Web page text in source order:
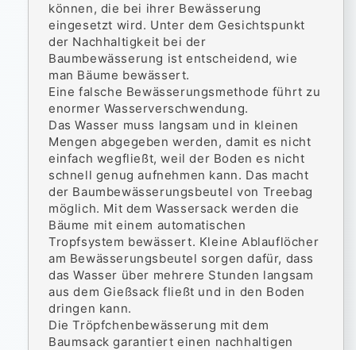
können, die bei ihrer Bewässerung
eingesetzt wird. Unter dem Gesichtspunkt
der Nachhaltigkeit bei der
Baumbewässerung ist entscheidend, wie
man Bäume bewässert.
Eine falsche Bewässerungsmethode führt zu
enormer Wasserverschwendung.
Das Wasser muss langsam und in kleinen
Mengen abgegeben werden, damit es nicht
einfach wegfließt, weil der Boden es nicht
schnell genug aufnehmen kann. Das macht
der Baumbewässerungsbeutel von Treebag
möglich. Mit dem Wassersack werden die
Bäume mit einem automatischen
Tropfsystem bewässert. Kleine Ablauflöcher
am Bewässerungsbeutel sorgen dafür, dass
das Wasser über mehrere Stunden langsam
aus dem Gießsack fließt und in den Boden
dringen kann.
Die Tröpfchenbewässerung mit dem
Baumsack garantiert einen nachhaltigen